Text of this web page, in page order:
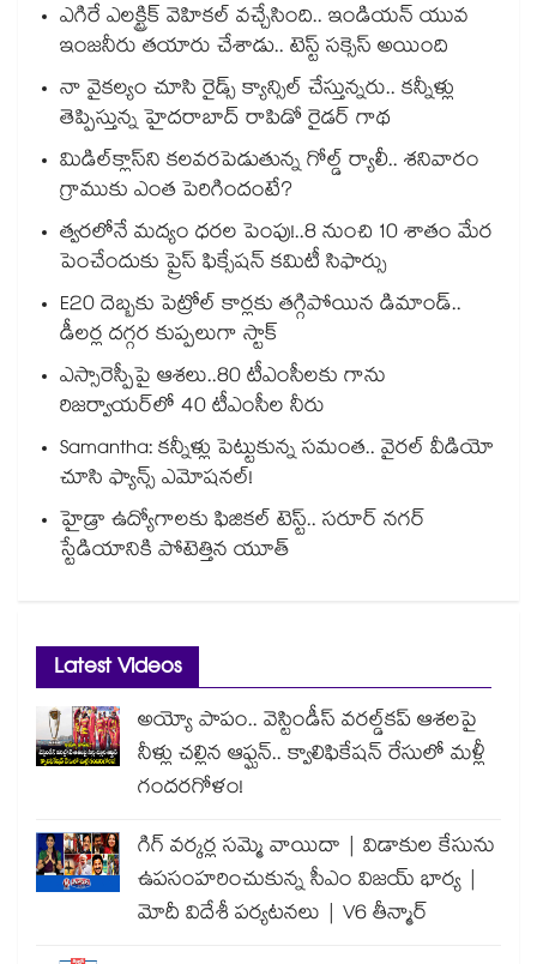
ఎగిరే ఎలక్ట్రిక్ వెహికల్ వచ్చేసింది.. ఇండియన్ యువ
ఇంజనీరు తయారు చేశాడు.. టెస్ట్ సక్సెస్ అయింది
నా వైకల్యం చూసి రైడ్స్ క్యాన్సిల్ చేస్తున్నరు.. కన్నీళ్లు
తెప్పిస్తున్న హైదరాబాద్ రాపిడో రైడర్ గాథ
మిడిల్‌క్లాస్‌ని కలవరపెడుతున్న గోల్డ్ ర్యాలీ.. శనివారం
గ్రాముకు ఎంత పెరిగిందంటే?
త్వరలోనే మద్యం ధ‌‌ర‌‌ల పెంపు!..8 నుంచి 10 శాతం మేర
పెంచేందుకు ప్రైస్ ఫిక్సేష‌‌న్ క‌‌మిటీ సిఫార్సు
E20 దెబ్బకు పెట్రోల్ కార్లకు తగ్గిపోయిన డిమాండ్..
డీలర్ల దగ్గర కుప్పలుగా స్టాక్
ఎస్సారెస్పీపై ఆశలు..80 టీఎంసీలకు గాను
రిజర్వాయర్‌‌‌‌‌‌‌‌‌‌‌‌‌‌‌‌లో 40 టీఎంసీల నీరు
Samantha: కన్నీళ్లు పెట్టుకున్న సమంత.. వైరల్ వీడియో
చూసి ఫ్యాన్స్ ఎమోషనల్!
హైడ్రా ఉద్యోగాలకు ఫిజికల్ టెస్ట్.. సరూర్ నగర్
స్టేడియానికి పోటెత్తిన యూత్
Latest Videos
అయ్యో పాపం.. వెస్టిండీస్ వరల్డ్‌కప్ ఆశలపై
నీళ్లు చల్లిన ఆఫ్ఘన్.. క్వాలిఫికేషన్ రేసులో మళ్లీ
గందరగోళం!
గిగ్ వర్కర్ల సమ్మె వాయిదా | విడాకుల కేసును
ఉపసంహరించుకున్న సీఎం విజయ్ భార్య |
మోదీ విదేశీ పర్యటనలు | V6 తీన్మార్